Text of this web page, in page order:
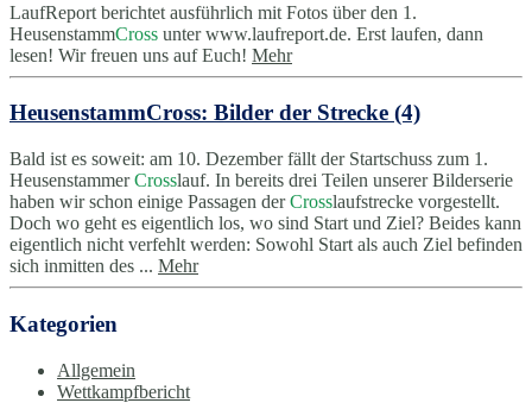
LaufReport berichtet ausführlich mit Fotos über den 1.
HeusenstammCross unter www.laufreport.de. Erst laufen, dann
lesen! Wir freuen uns auf Euch! Mehr
HeusenstammCross: Bilder der Strecke (4)
Bald ist es soweit: am 10. Dezember fällt der Startschuss zum 1.
HeusenstammerCrosslauf. In bereits drei Teilen unserer Bilderserie
haben wir schon einige Passagen derCrosslaufstrecke vorgestellt.
Doch wo geht es eigentlich los, wo sind Start und Ziel? Beides kann
eigentlich nicht verfehlt werden: Sowohl Start als auch Ziel befinden
sich inmitten des ... Mehr
Kategorien
Allgemein
Wettkampfbericht